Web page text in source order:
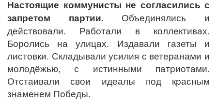
Настоящие коммунисты не согласились с
запретом партии. Объединялись и
действовали. Работали в коллективах.
Боролись на улицах. Издавали газеты и
листовки. Складывали усилия с ветеранами и
молодёжью, с истинными патриотами.
Отстаивали свои идеалы под красным
знаменем Победы.